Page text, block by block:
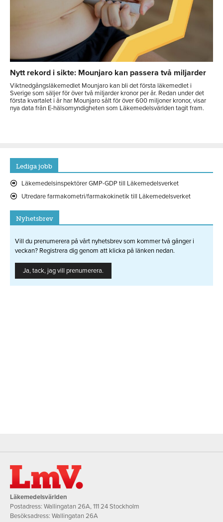
Nytt rekord i sikte: Mounjaro kan passera två miljarder
Viktnedgångsläkemedlet Mounjaro kan bli det första läkemedlet i
Sverige som säljer för över två miljarder kronor per år. Redan under det
första kvartalet i år har Mounjaro sålt för över 600 miljoner kronor, visar
nya data från E-hälsomyndigheten som Läkemedelsvärlden tagit fram.
Lediga jobb
Läkemedelsinspektörer GMP-GDP till Läkemedelsverket
Utredare farmakometri/farmakokinetik till Läkemedelsverket
Nyhetsbrev
Vill du prenumerera på vårt nyhetsbrev som kommer två gånger i
veckan? Registrera dig genom att klicka på länken nedan.
Ja, tack, jag vill prenumerera.
Läkemedelsvärlden
Postadress: Wallingatan 26A, 111 24 Stockholm
Besöksadress: Wallingatan 26A